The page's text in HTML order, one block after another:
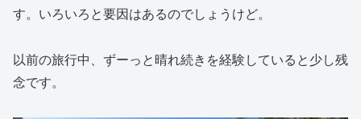
す。いろいろと要因はあるのでしょうけど。
以前の旅行中、ずーっと晴れ続きを経験していると少し残
念です。